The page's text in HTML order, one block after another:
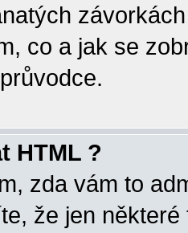
co a jak se
HTML ?
zda vám to
že jen